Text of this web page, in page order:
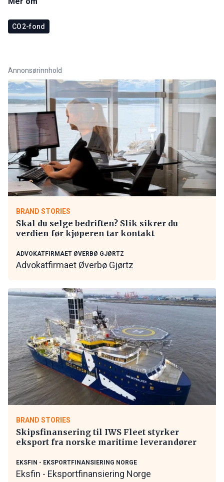
CO2-fond
Annonsørinnhold
BRAND STORIES
Skal du selge bedriften? Slik sikrer du
verdien før kjøperen tar kontakt
ADVOKATFIRMAET ØVERBØ GJØRTZ
Advokatfirmaet Øverbø Gjørtz
BRAND STORIES
Skipsfinansering til IWS Fleet styrker
eksport fra norske maritime leverandører
EKSFIN - EKSPORTFINANSIERING NORGE
Eksfin - Eksportfinansiering Norge